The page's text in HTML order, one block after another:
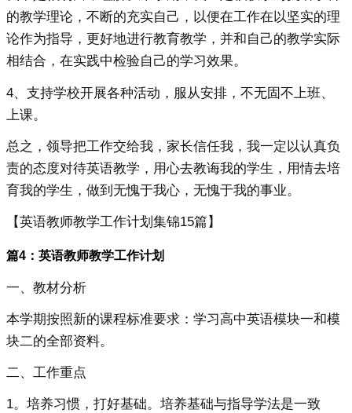
的教学理论，不断的充实自己，以便在工作在以坚实的理
论作为指导，更好地进行教育教学，并和自己的教学实际
相结合，在实践中检验自己的学习效果。
4、支持学校开展各种活动，服从安排，不无固不上班、
上课。
总之，领导把工作交给我，家长信任我，我一定以认真负
责的态度对待英语教学，用心去教诲我的学生，用情去培
育我的学生，做到无愧于我心，无愧于我的事业。
【英语教师教学工作计划集锦15篇】
篇4：英语教师教学工作计划
一、教材分析
本学期按照新的课程标准要求：学习高中英语模块一和模
块二的全部资料。
二、工作重点
1。培养习惯，打好基础。培养基础与指导学法是一致